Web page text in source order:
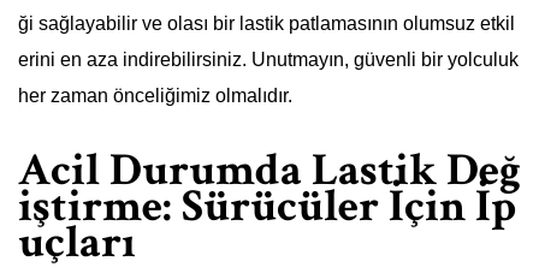
ği sağlayabilir ve olası bir lastik patlamasının olumsuz etkil
erini en aza indirebilirsiniz. Unutmayın, güvenli bir yolculuk
her zaman önceliğimiz olmalıdır.
Acil Durumda Lastik Değ
iştirme: Sürücüler İçin İp
uçları